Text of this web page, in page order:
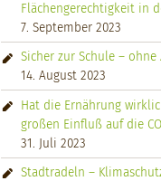
Flächengerechtigkeit in
7. September 2023
Sicher zur Schule – ohne
14. August 2023
Hat die Ernährung
großen Einfluß auf die
31. Juli 2023
Stadtradeln –